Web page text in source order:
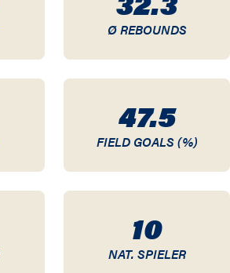
Ø REBOUNDS
47.5
FIELD GOALS (%)
10
NAT. SPIELER